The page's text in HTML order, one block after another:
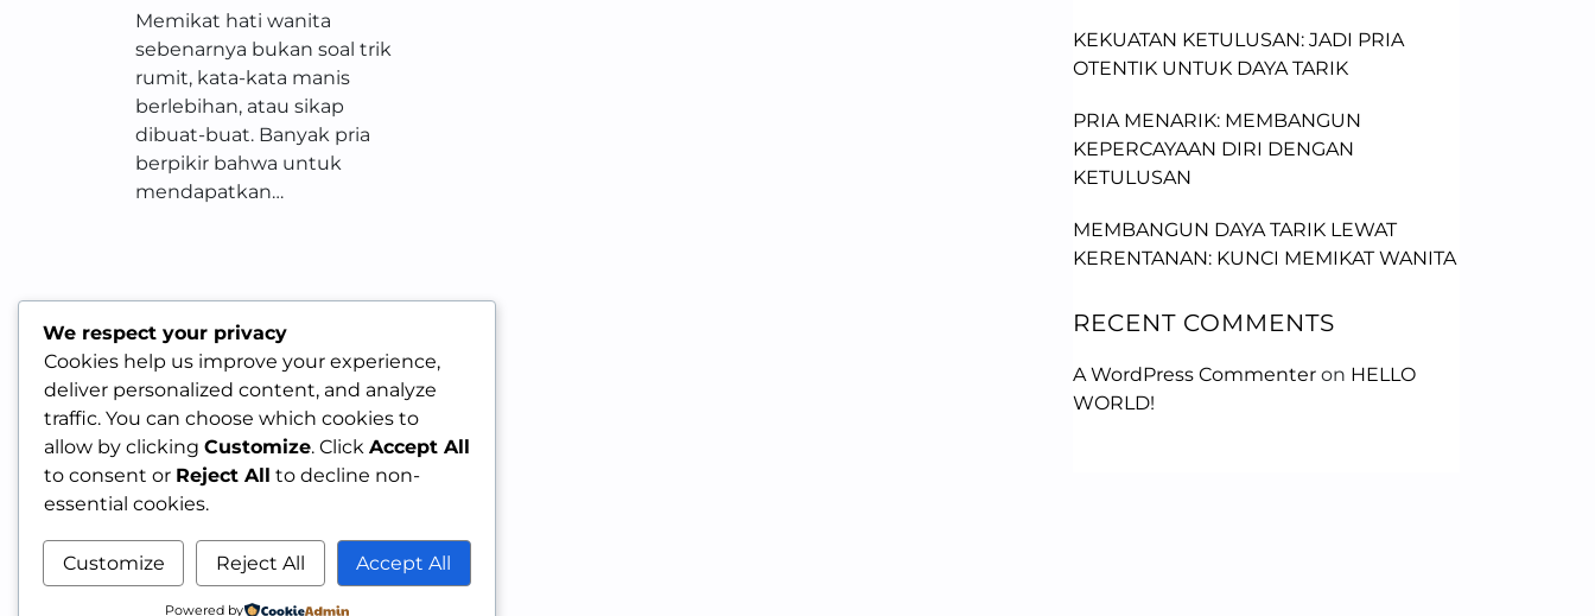
Memikat hati wanita
sebenarnya bukan soal trik
rumit, kata-kata manis
berlebihan, atau sikap
dibuat-buat. Banyak pria
berpikir bahwa untuk
mendapatkan…
KEKUATAN KETULUSAN: JADI PRIA
OTENTIK UNTUK DAYA TARIK
PRIA MENARIK: MEMBANGUN
KEPERCAYAAN DIRI DENGAN
KETULUSAN
MEMBANGUN DAYA TARIK LEWAT
KERENTANAN: KUNCI MEMIKAT WANITA
RECENT COMMENTS
A WordPress Commenter on HELLO
WORLD!
We respect your privacy
Cookies help us improve your experience,
deliver personalized content, and analyze
traffic. You can choose which cookies to
allow by clicking Customize. Click Accept All
to consent or Reject All to decline non-
essential cookies.
Customize Reject All Accept All
Powered by